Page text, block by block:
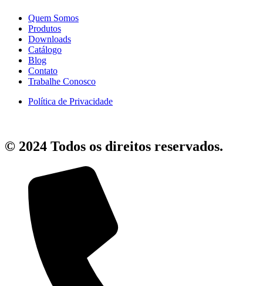
Quem Somos
Produtos
Downloads
Catálogo
Blog
Contato
Trabalhe Conosco
Política de Privacidade
© 2024 Todos os direitos reservados.